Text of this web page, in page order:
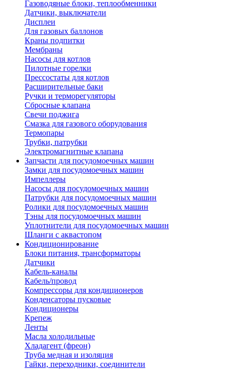
Газоводяные блоки, теплообменники
Датчики, выключатели
Дисплеи
Для газовых баллонов
Краны подпитки
Мембраны
Насосы для котлов
Пилотные горелки
Прессостаты для котлов
Расширительные баки
Ручки и терморегуляторы
Сбросные клапана
Свечи поджига
Смазка для газового оборудования
Термопары
Трубки, патрубки
Электромагнитные клапана
Запчасти для посудомоечных машин
Замки для посудомоечных машин
Импеллеры
Насосы для посудомоечных машин
Патрубки для посудомоечных машин
Ролики для посудомоечных машин
Тэны для посудомоечных машин
Уплотнители для посудомоечных машин
Шланги с аквастопом
Кондиционирование
Блоки питания, трансформаторы
Датчики
Кабель-каналы
Кабель/провод
Компрессоры для кондиционеров
Конденсаторы пусковые
Кондиционеры
Крепеж
Ленты
Масла холодильные
Хладагент (фреон)
Труба медная и изоляция
Гайки, переходники, соединители